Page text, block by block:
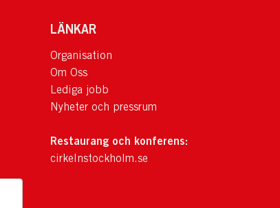
LÄNKAR
Organisation
Om Oss
Lediga jobb
Nyheter och pressrum
Restaurang och konferens:
cirkelnstockholm.se